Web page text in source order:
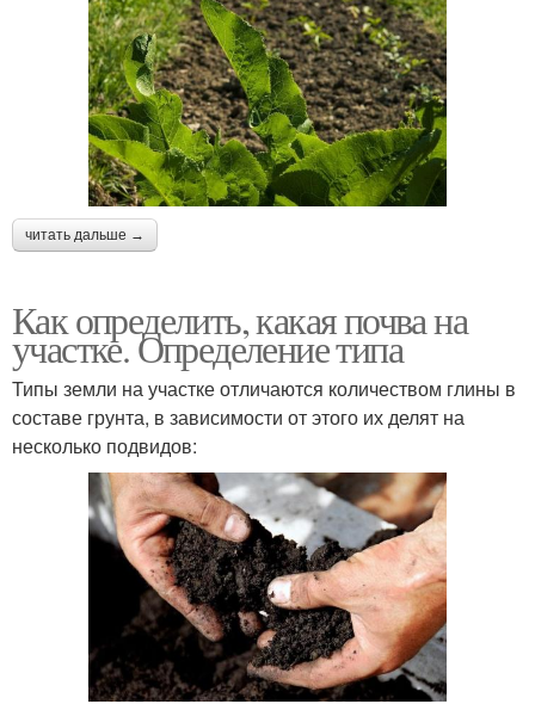
читать дальше →
Как определить, какая почва на
участке. Определение типа
Типы земли на участке отличаются количеством глины в
составе грунта, в зависимости от этого их делят на
несколько подвидов: